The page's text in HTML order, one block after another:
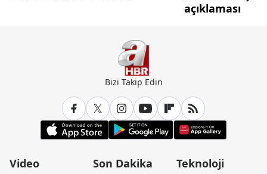
açıklaması
Bizi Takip Edin
Video
Son Dakika
Teknoloji